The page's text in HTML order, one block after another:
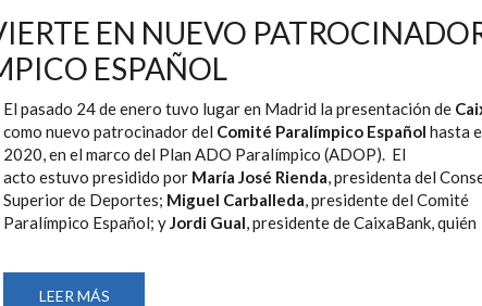
JORNADA
EN
EL
CAR
A
DEPORTISTAS
PARALÍMPICOS
EN NUEVO
ESPAÑOL
El pasado 24 de enero tuvo lugar en Madrid la presentación de
como nuevo patrocinador del Comité Paralímpico Español hasta
2020, en el marco del Plan ADO Paralímpico (ADOP). El
acto estuvo presidido por María José Rienda , presidenta del
Superior de Deportes; Miguel Carballeda , presidente del Comité
Paralímpico Español; y Jordi Gual , presidente de CaixaBank, quién
LEER MÁS